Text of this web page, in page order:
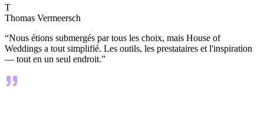
T
Thomas Vermeersch
“Nous étions submergés par tous les choix, mais House of
Weddings a tout simplifié. Les outils, les prestataires et l'inspiration
— tout en un seul endroit.”